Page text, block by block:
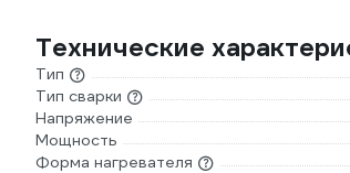
Технические
Тип
Тип сварки
Напряжение
Мощность
Форма нагревателя